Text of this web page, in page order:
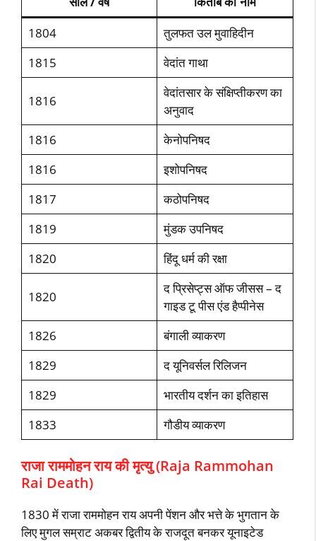
1804
तुलफत उल मुवाहिदीन
1815
वेदांत गाथा
1816
वेदांतसार के संक्षिप्तीकरण का
अनुवाद
1816
केनोपनिषद
1816
इशोपनिषद
1817
कठोपनिषद
1819
मुंडक उपनिषद
1820
हिंदू धर्म की रक्षा
1820
द प्रिसेप्ट्स ऑफ जीसस – द
गाइड टू पीस एंड हैप्पीनेस
1826
बंगाली व्याकरण
1829
द यूनिवर्सल रिलिजन
1829
भारतीय दर्शन का इतिहास
1833
गौडीय व्याकरण
राजा राममोहन राय की मृत्यु (Raja Rammohan
Rai Death)
1830 में राजा राममोहन राय अपनी पेंशन और भत्ते के भुगतान के
लिए मुगल सम्राट अकबर द्वितीय के राजदूत बनकर यूनाइटेड